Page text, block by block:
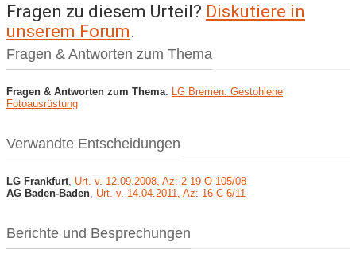
Fragen zu diesem Urteil? Diskutiere in
unserem Forum.
Fragen & Antworten zum Thema
Fragen & Antworten zum Thema: LG Bremen: Gestohlene
Fotoausrüstung
Verwandte Entscheidungen
LG Frankfurt Urt. v. 12.09.2008, Az: 2-19 O 105/08
AG Baden-Baden Urt. v. 14.04.2011, Az: 16 C 6/11
Berichte und Besprechungen